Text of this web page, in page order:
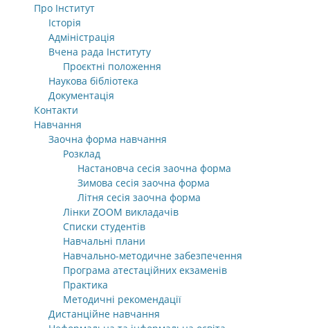
Про Інститут
Історія
Адміністрація
Вчена рада Інституту
Проєктні положення
Наукова бібліотека
Документація
Контакти
Навчання
Заочна форма навчання
Розклад
Настановча сесія заочна форма
Зимова сесія заочна форма
Літня сесія заочна форма
Лінки ZOOM викладачів
Списки студентів
Навчальні плани
Навчально-методичне забезпечення
Програма атестаційних екзаменів
Практика
Методичні рекомендації
Дистанційне навчання